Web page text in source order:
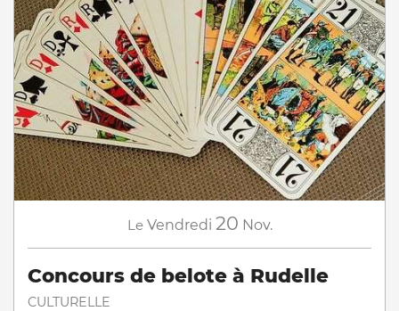
Le Vendredi 20 Nov.
Concours de belote à Rudelle
CULTURELLE